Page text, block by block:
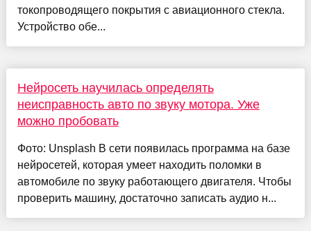
токопроводящего покрытия с авиационного стекла.
Устройство обе...
Нейросеть научилась определять
неисправность авто по звуку мотора. Уже
можно пробовать
Фото: Unsplash В сети появилась программа на базе
нейросетей, которая умеет находить поломки в
автомобиле по звуку работающего двигателя. Чтобы
проверить машину, достаточно записать аудио н...